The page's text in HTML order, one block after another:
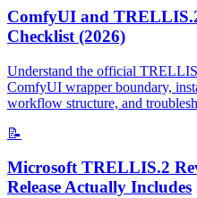
ComfyUI and
Checklist (2026)
Understand the official
ComfyUI wrapper boundary,
workflow structure, and
📝
Microsoft TRELLIS.2
Release Actually Includes